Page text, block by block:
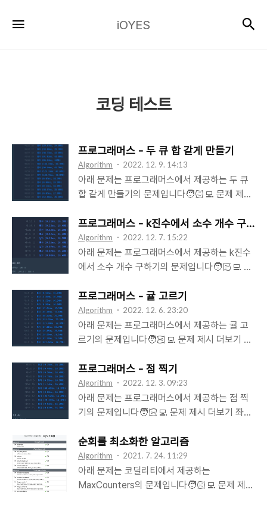
iOYES
코딩 테스트
프로그래머스 - 두 큐 합 같게 만들기
Algorithm 2022. 12. 9. 14:13
아래 문제는 프로그래머스에서 제공하는 두 큐
합 같게 만들기의 문제입니다🧑🏻‍💻 문제 제시
진수로 바꿨을 때, 변환된 수 안에 아래 조건에
맞는 소수(Prime number)가 몇 개인지 알아보
려 합니다. 0P0처럼 소수 양쪽에 0이 있는 경우
P0처럼 소수 오른쪽에만 0이 있고 왼쪽에는 아
고 오른쪽에는 아무것도 없는 경우 P처럼 소수
양쪽에 아무것도 없는 경우 단, P는 각 자릿수에
0을 포함하지 않는 소수입니다. 예를 들어, 101
은 P가 될 수 없습니다. 예를 들어, 437674을 3
찾을 수 있는 조건에 맞는 소수는 왼쪽부터 순서
대로 211, 2, 11..
프로그래머스 - k진수에서 소수 개수 구하기
Algorithm 2022. 12. 7. 15:22
아래 문제는 프로그래머스에서 제공하는 k진수
에서 소수 개수 구하기의 문제입니다🧑🏻‍💻 문
자를 k진수로 바꿨을 때, 변환된 수 안에 아래 조
건에 맞는 소수(Prime number)가 몇 개인지 알
아보려 합니다. 0P0처럼 소수 양쪽에 0이 있는
경우 P0처럼 소수 오른쪽에만 0이 있고 왼쪽에
이 있고 오른쪽에는 아무것도 없는 경우 P처럼
소수 양쪽에 아무것도 없는 경우 단, P는 각 자
릿수에 0을 포함하지 않는 소수입니다. 예를 들
어, 101은 P가 될 수 없습니다. 예를 들어,
니다. 여기서 찾을 수 있는 조건에 맞는 소수는
왼쪽부터 순서대로 211, 2,..
프로그래머스 - 귤 고르기
Algorithm 2022. 12. 6. 23:20
아래 문제는 프로그래머스에서 제공하는 귤 고
르기의 문제입니다🧑🏻‍💻 문제 제시 더보기 경
확한 귤 중 'k'개를 골라 상자 하나에 담아 판매
하려고 합니다. 그런데 수확한 귤의 크기가 일정
하지 않아 보기에 좋지 않다고 생각한 경화는 귤
을 크기별로 분류했을 때 서로 다른 종류의 수를
귤 8개의 크기가 [1, 3, 2, 5, 4, 5, 2, 3] 이라고
합시다. 경화가 귤 6개를 판매하고 싶다면, 크기
가 1, 4인 귤을 제외한 여섯 개의 귤을 상자에 담
으면, 귤의 크기의 종류가 2, 3, 5로 총 3가지가
프로그래머스 - 점 찍기
Algorithm 2022. 12. 3. 09:23
아래 문제는 프로그래머스에서 제공하는 점 찍
기의 문제입니다🧑🏻‍💻 문제 제시 더보기 좌표
2차원 좌표평면에 점을 찍으면서 놀고 있습니
다. 진수는 두 양의 정수 k, d가 주어질 때 다음
과 같이 점을 찍으려 합니다. 원점(0, 0)으로부
터 x축 방향으로 a*k(a = 0, 1, 2, 3 ...), y축 방
순회를 최소화한 알고리즘
Algorithm 2021. 7. 24. 11:29
아래 문제는 코딜리티에서 제공하는
MaxCounters의 문제입니다🧑🏻‍💻 문제 제시